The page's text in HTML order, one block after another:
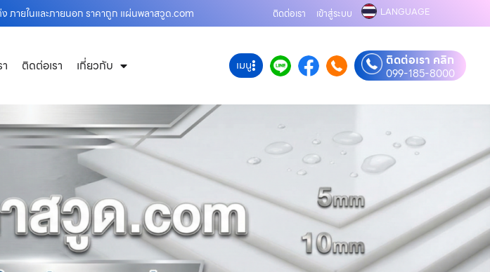
ภายในและภายนอก ราคาถูก แผ่นพลาสวูด.com ติดต่อเรา เข้าสู่ระบบ LANGUAGE
ติดต่อเรา เกี่ยวกับ เมนู ติดต่อเรา คลิก
099-185-8000